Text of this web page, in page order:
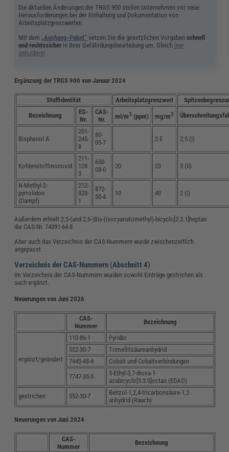
Die aktuellen Änderungen der TRGS 900 stellen Unternehmen vor neue
Herausforderungen bei der Einhaltung und Dokumentation von
Arbeitsplatzgrenzwerten.
Mit dem „Aushang-Paket“ setzen Sie die gesetzlichen Vorgabenschnell
und rechtssicher in Ihrer Gefährdungsbeurteilung um. Gleich hier
anfordern!
Ergänzung der TRGS 900 von Januar 2024
Stoffidentität Arbeitsplatzgrenzwert
Bezeichnung
EG-
Nr.
CAS-
Nr.
ml/m3 (ppm) mg/m3
Bisphenol A
201-
245-
8
80-
05-7
2 E 2,5 (I)
Kohlenstoffmonoxid
211-
128-
3
630-
08-0
20 23 3 (II)
N-Methyl-2-
pyrrolidon
(Dampf)
212-
828-
1
872-
50-4
10 40 2 (I)
Außerdem erhielt 2,5-(und 2,6-)Bis-(isocyanatomethyl)-bicyclo[2.2.1]heptan
die CAS-Nr. 74091-64-8.
Aber auch das Verzeichnis der CAS-Nummern wurde zwischenzeitlich
angepasst.
Verzeichnis der CAS-Nummern (Abschnitt 4)
Im Verzeichnis der CAS-Nummern wurden sowohl Einträge gestrichen als
auch ergänzt.
Neuerungen von Juni 2026
CAS-
Nummer
Bezeichnung
ergänzt/geändert
110-86-1
Pyridin
552-30-7
Trimellitsäureanhydrid
7440-48-4
Cobalt und Cobaltverbindungen
7747-35-5
5-Ethyl-3,7-dioxa-1-
azabicyclo[3.3.0]octan (EDAO)
gestrichen
552-30-7
Benzol-1,2,4-tricarbonsäure-1,2-
anhydrid (Rauch)
Neuerungen von Juni 2024
CAS-
Nummer
Bezeichnung